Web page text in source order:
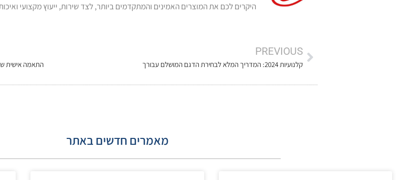
היקרים לכם את המוצרים האמינים והמתקדמים ביותר, לצד שירות, ייעוץ מקצועי
PREVIOUS
קלנועיות 2024: המדריך המלא לבחירת הדגם המושלם עבורך התאמה אישית
מאמרים חדשים באתר